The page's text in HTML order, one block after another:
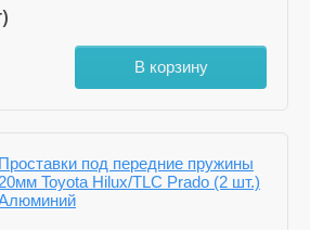
В корзину
Проставки под передние пружины
20мм Toyota Hilux/TLC Prado (2 шт.)